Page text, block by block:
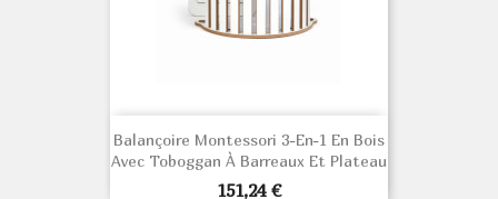
Balançoire Montessori 3-En-1 En Bois
Avec Toboggan À Barreaux Et Plateau
Prix
151,24 €